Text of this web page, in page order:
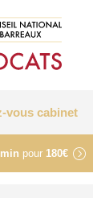
vous cabinet
pour 180€